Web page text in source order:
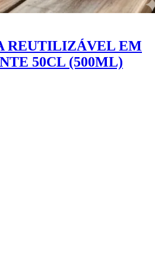
REUTILIZÁVEL EM
50CL (500ML)